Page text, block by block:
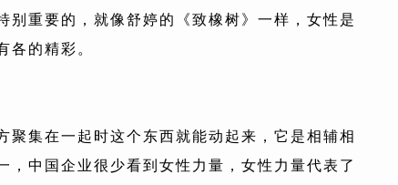
别重要的，就像舒婷的《致橡树》一样，女性是
各的精彩。
聚集在一起时这个东西就能动起来，它是相辅相
，中国企业很少看到女性力量，女性力量代表了